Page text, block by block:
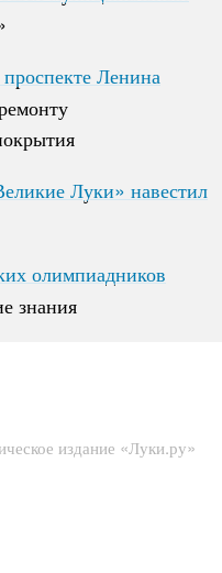
Ленина
Ленина
Луки» навестил
Луки» навестил
олимпиадников
знания
олимпиадников
знания
издание «Луки.ру»